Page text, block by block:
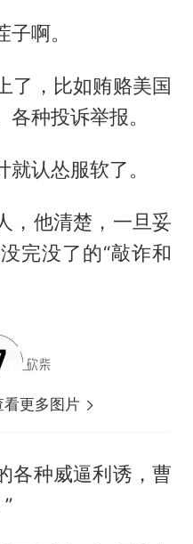
啊。
了，比如贿赂美国
种投诉举报。
认怂服软了。
，他清楚，一旦妥
完没了的“敲诈和
更多图片
各种威逼利诱，曹